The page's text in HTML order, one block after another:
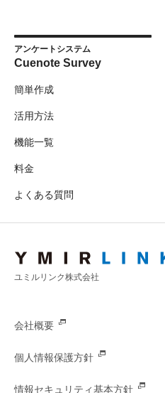
アンケートシステム
Cuenote Survey
簡単作成
活用方法
機能一覧
料金
よくある質問
ユミルリンク株式会社
会社概要
個人情報保護方針
情報セキュリティ基本方針